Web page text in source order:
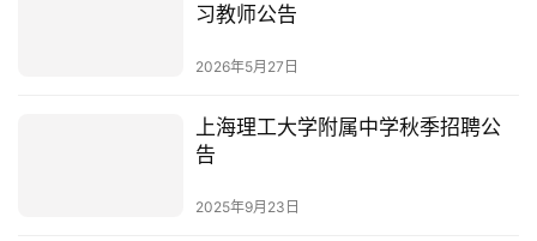
习教师公告
2026年5月27日
上海理工大学附属中学秋季招聘公
告
2025年9月23日